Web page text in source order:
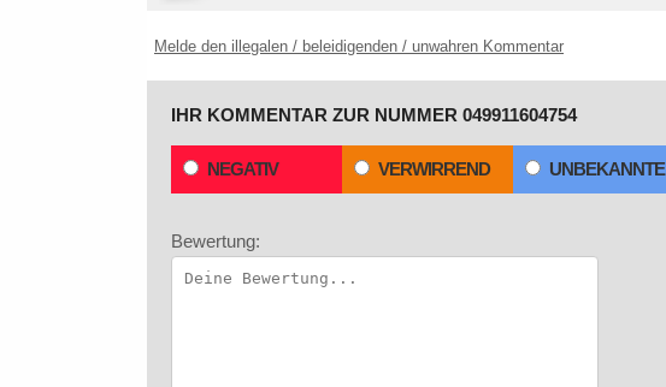
Melde den illegalen / beleidigenden / unwahren Kommentar
IHR KOMMENTAR ZUR NUMMER 049911604754
NEGATIV VERWIRREND UNBEKANNTE
Bewertung: